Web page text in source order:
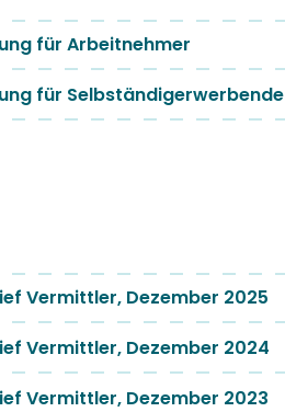
für Arbeitnehmer
für Selbständigerwerbende
Vermittler, Dezember 2025
Vermittler, Dezember 2024
Vermittler, Dezember 2023